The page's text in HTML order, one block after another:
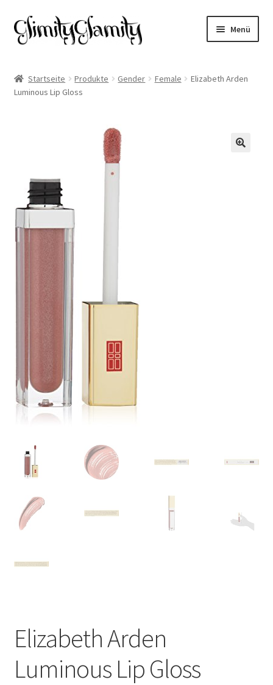
Zur
Navigation
Zum
Inhalt
Menü
Cookie-Richtlinie (EU)
Kasse
Mein Konto
Warenkorb
Startseite Produkte Gender Female
Elizabeth Arden
Luminous Lip Gloss
Elizabeth Arden
Luminous Lip Gloss